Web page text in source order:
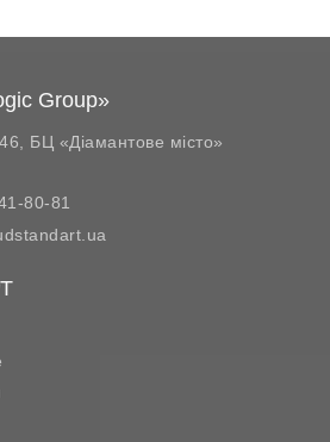
Group»
БЦ «Діамантове місто»
80-81